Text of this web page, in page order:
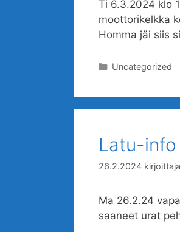
Ti 6.3.2024 klo
moottorikelkka
Homma jäi siis
Kategoriat
Uncategorized
Latu-info
26.2.2024 kirjoittaja
Ma 26.2.24
saaneet urat